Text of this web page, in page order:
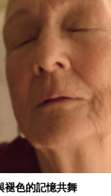
褪色的記憶共舞